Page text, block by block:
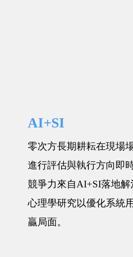
AI+SI
零次方長期耕耘在現場
進行評估與執行方向即
競爭力來自AI+SI落地
心理學研究以優化系統
贏局面。